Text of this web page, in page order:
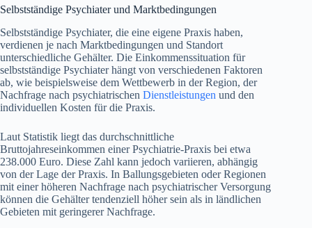
Selbstständige Psychiater und Marktbedingungen
Selbstständige Psychiater, die eine eigene Praxis haben,
verdienen je nach Marktbedingungen und Standort
unterschiedliche Gehälter. Die Einkommenssituation für
selbstständige Psychiater hängt von verschiedenen Faktoren
ab, wie beispielsweise dem Wettbewerb in der Region, der
Nachfrage nach psychiatrischen Dienstleistungen und den
individuellen Kosten für die Praxis.
Laut Statistik liegt das durchschnittliche
Bruttojahreseinkommen einer Psychiatrie-Praxis bei etwa
238.000 Euro. Diese Zahl kann jedoch variieren, abhängig
von der Lage der Praxis. In Ballungsgebieten oder Regionen
mit einer höheren Nachfrage nach psychiatrischer Versorgung
können die Gehälter tendenziell höher sein als in ländlichen
Gebieten mit geringerer Nachfrage.